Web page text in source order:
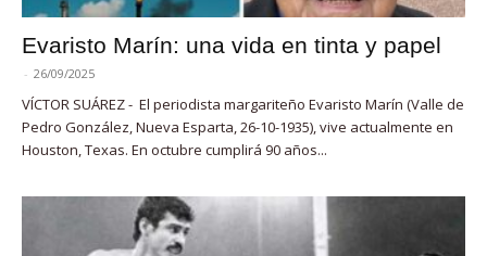
Evaristo Marín: una vida en tinta y papel
- 26/09/2025
VÍCTOR SUÁREZ - El periodista margariteño Evaristo Marín (Valle de
Pedro González, Nueva Esparta, 26-10-1935), vive actualmente en
Houston, Texas. En octubre cumplirá 90 años...